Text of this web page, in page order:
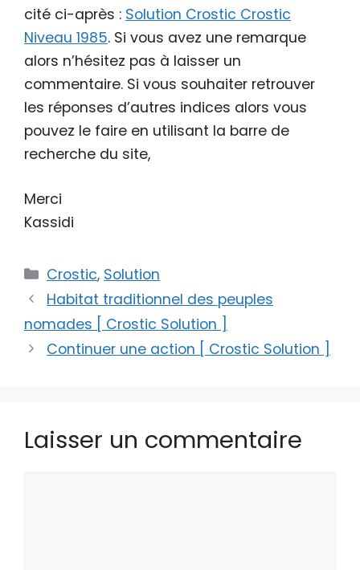
cité ci-après : Solution Crostic Crostic
Niveau 1985. Si vous avez une remarque
alors n’hésitez pas à laisser un
commentaire. Si vous souhaiter retrouver
les réponses d’autres indices alors vous
pouvez le faire en utilisant la barre de
recherche du site,
Merci
Kassidi
Catégories
Crostic, Solution
Habitat traditionnel des peuples
nomades [ Crostic Solution ]
Continuer une action [ Crostic Solution ]
Laisser un commentaire